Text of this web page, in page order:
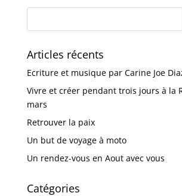
Articles récents
Ecriture et musique par Carine Joe
Vivre et créer pendant trois jours à la
mars
Retrouver la paix
Un but de voyage à moto
Un rendez-vous en Aout avec vous
Catégories